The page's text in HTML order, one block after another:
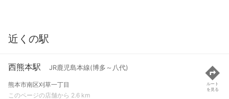
近くの駅
西熊本駅 JR鹿児島本線(博多～八代)
熊本市南区刈草一丁目
このページの店舗から 2.6 km
ルート
を見る